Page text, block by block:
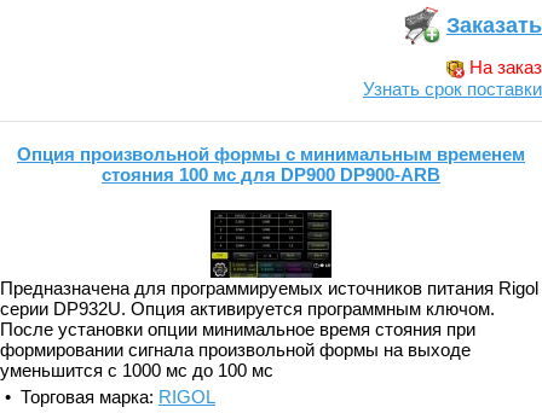
Заказать
На заказ
Узнать срок поставки
Опция произвольной формы с минимальным временем
стояния 100 мс для DP900 DP900-ARB
Предназначена для программируемых источников питания Rigol
серии DP932U. Опция активируется программным ключом.
После установки опции минимальное время стояния при
формировании сигнала произвольной формы на выходе
уменьшится с 1000 мс до 100 мс
• Торговая марка: RIGOL